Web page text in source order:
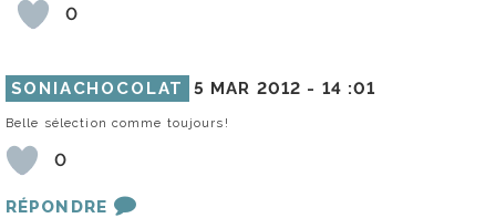
0
SONIACHOCOLAT 5 MAR 2012 - 14 :01
Belle sélection comme toujours!
0
RÉPONDRE